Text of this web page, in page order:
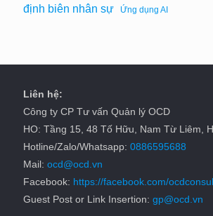
định biên nhân sự Ứng dụng AI
Liên hệ:
Công ty CP Tư vấn Quản lý OCD
HO: Tầng 15, 48 Tố Hữu, Nam Từ Liêm,
Hotline/Zalo/Whatsapp: 0886595688
Mail: ocd@ocd.vn
Facebook: https://facebook.com/
Guest Post or Link Insertion: gp@ocd.vn